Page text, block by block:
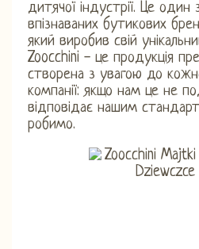
дитячої індустрії. Це один
впізнаваних бутикових
який виробив свій
Zoocchini - це продукція
створена з увагою до
компанії: якщо нам це не
відповідає нашим
робимо.